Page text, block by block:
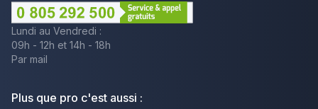
Lundi au Vendredi :
09h - 12h et 14h - 18h
Par mail
Plus que pro c'est aussi :